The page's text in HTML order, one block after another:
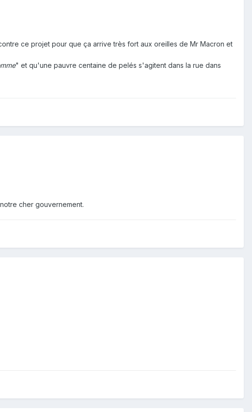
ce projet pour que ça arrive très fort aux oreilles de Mr Macron et
" et qu'une pauvre centaine de pelés s'agitent dans la rue dans
cher gouvernement.